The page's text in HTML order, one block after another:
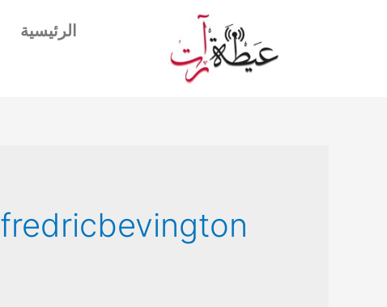
الرئيسية
fredricbevington